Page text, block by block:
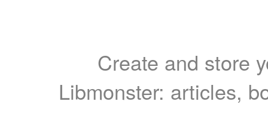
Create and store
Libmonster: articles,